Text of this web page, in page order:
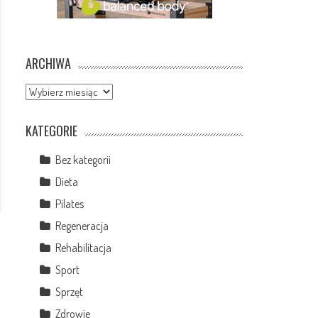
ARCHIWA
Archiwa
KATEGORIE
Bez kategorii
Dieta
Pilates
Regeneracja
Rehabilitacja
Sport
Sprzęt
Zdrowie